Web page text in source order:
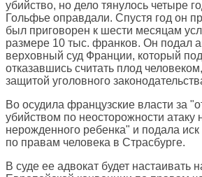
убийство, но дело тянулось четыре
Гольфье оправдали. Спустя год он
был приговорен к шести месяцам
размере 10 тыс. франков. Он подал
верховный суд Франции, который
отказавшись считать плод
защитой уголовного
Во осудила французские власти за
убийством по неосторожности атаку
нерожденного ребенка" и подала
по правам человека в Страсбурге.
В суде ее адвокат будет настаивать